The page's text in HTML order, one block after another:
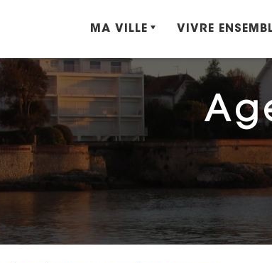
MA VILLE VIVRE